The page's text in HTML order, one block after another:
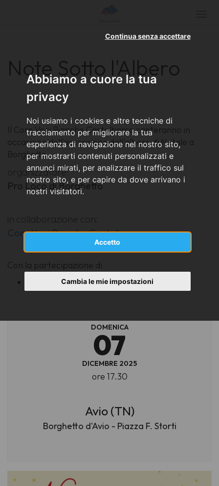
Abbiamo a cuore la tua
privacy
Noi usiamo i cookies e altre tecniche di
tracciamento per migliorare la tua
esperienza di navigazione nel nostro sito,
per mostrarti contenuti personalizzati e
annunci mirati, per analizzare il traffico sul
nostro sito, e per capire da dove arrivano i
nostri visitatori.
Accetto
Continua senza accettare
Cambia le mie impostazioni
Note Sotto l'Albero
Il Coro Voci Bianche Castelbarco canteranno in
occasione dell'accensione dell'albero di Natale a
Borghetto.
organizzatore:
Pro Loco di Borghetto
in collaborazione con:
Coro Voci Bianche Castelbarco
Con la partecipazione di
Coro Voci Bianche Castelbarco
DOMENICA
07
DICEMBRE 2025
ore 17.30
Avio (TN)
Borghetto d'Avio - Piazza F. Storti